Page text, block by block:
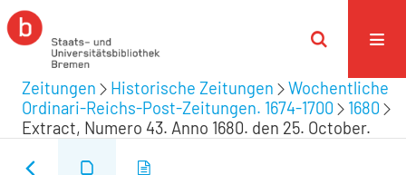
Zeitungen Historische Zeitungen
Wochentliche
Ordinari-Reichs-Post-Zeitungen. 1674-1700
1680
Extract, Numero 43. Anno 1680. den 25. October.